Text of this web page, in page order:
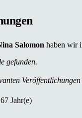
Salomon haben wir
gefunden.
Jahr(e)